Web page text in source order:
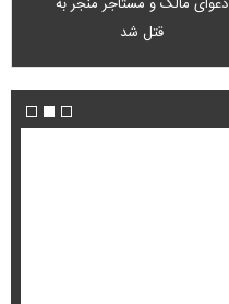
شخصی‌اش به اشتراک گذاشت